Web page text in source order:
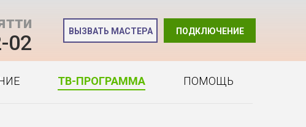
02 ПОДКЛЮЧЕНИЕ
ВЫЗВАТЬ МАСТЕРА
ТВ-ПРОГРАММА ПОМОЩЬ